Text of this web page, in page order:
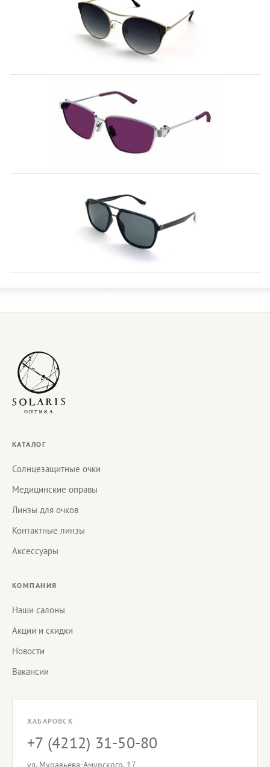
КАТАЛОГ
Солнцезащитные очки
Медицинские оправы
Линзы для очков
Контактные линзы
Аксессуары
КОМПАНИЯ
Наши салоны
Акции и скидки
Новости
Вакансии
ХАБАРОВСК
+7 (4212) 31-50-80
ул. Муравьева-Амурского, 17